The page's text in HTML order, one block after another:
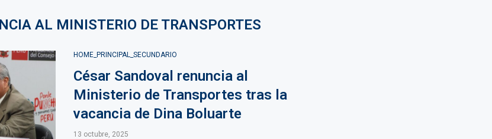
AL MINISTERIO DE TRANSPORTES
HOME_PRINCIPAL_SECUNDARIO
César Sandoval renuncia al
Ministerio de Transportes tras la
vacancia de Dina Boluarte
13 octubre, 2025